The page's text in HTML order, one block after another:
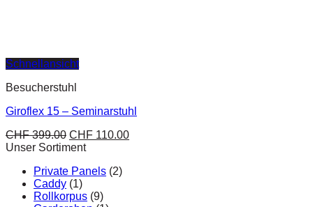
Schnellansicht
Besucherstuhl
Giroflex 15 – Seminarstuhl
CHF399.00 CHF 110.00
Unser Sortiment
Private Panels (2)
Caddy (1)
Rollkorpus (9)